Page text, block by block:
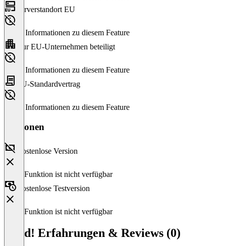
Serverstandort EU
Keine Informationen zu diesem Feature
Nur EU-Unternehmen beteiligt
Keine Informationen zu diesem Feature
EU-Standardvertrag
Keine Informationen zu diesem Feature
Versionen
Kostenlose Version
Diese Funktion ist nicht verfügbar
Kostenlose Testversion
Diese Funktion ist nicht verfügbar
Load! Erfahrungen & Reviews (0)